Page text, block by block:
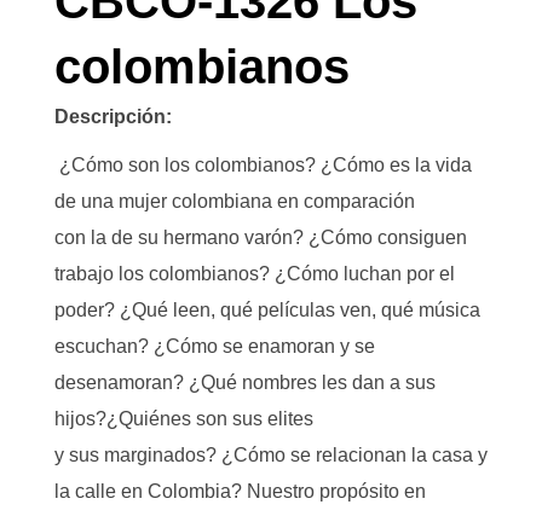
colombianos
Descripción:
¿Cómo son los colombianos? ¿Cómo es la vida
de una mujer colombiana en comparación
con la de su hermano varón? ¿Cómo consiguen
trabajo los colombianos? ¿Cómo luchan por el
poder? ¿Qué leen, qué películas ven, qué música
escuchan? ¿Cómo se enamoran y se
desenamoran? ¿ Qué nombres les dan a sus
hijos?¿Quiénes son sus elites
y sus marginados? ¿Cómo se relacionan la casa y
la calle en Colombia? Nuestro propósito en